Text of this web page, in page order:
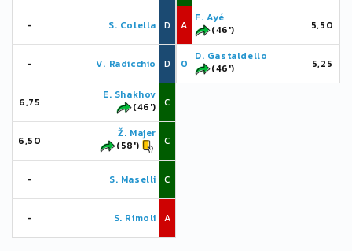
- S. Colella D
- V. Radicchio D
6,75
E. Shakhov
(46')
C
6,50
Ž. Majer
(58')
C
- S. Maselli C
- S. Rimoli A
A
F. Ayé
(46')
5,50
0
D. Gastaldello
(46')
5,25